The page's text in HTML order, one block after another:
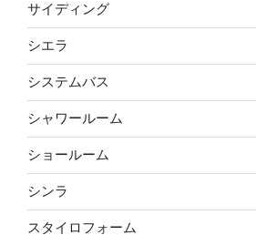
サイディング
シエラ
システムバス
シャワールーム
ショールーム
シンラ
スタイロフォーム